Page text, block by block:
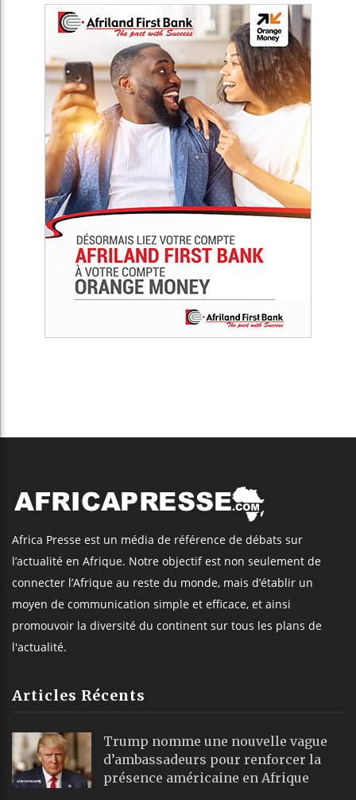
Africa Presse est un média de référence de débats sur
l’actualité en Afrique. Notre objectif est non seulement de
connecter l’Afrique au reste du monde, mais d’établir un
moyen de communication simple et efficace, et ainsi
promouvoir la diversité du continent sur tous les plans de
l'actualité.
Articles Récents
Trump nomme une nouvelle vague
d’ambassadeurs pour renforcer la
présence américaine en Afrique